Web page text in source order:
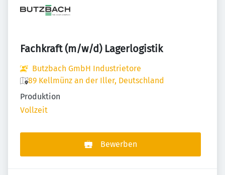
Fachkraft (m/w/d) Lagerlogistik
Butzbach GmbH Industrietore
89 Kellmünz an der Iller, Deutschland
Produktion
Vollzeit
Bewerben